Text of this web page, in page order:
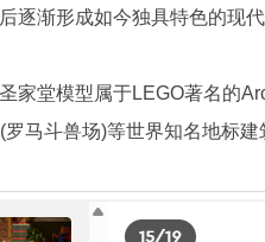
逐渐形成如今独具特色的现
家堂模型属于LEGO著名的
马斗兽场)等世界知名地标